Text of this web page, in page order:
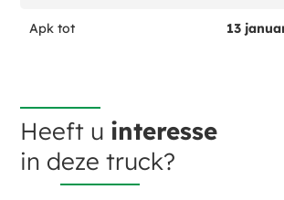
Apk tot 13
Heeft u interesse
in deze truck?